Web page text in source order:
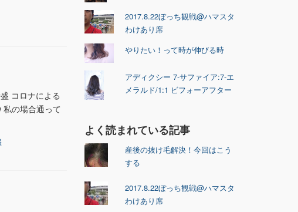
コロナによる
の場合通って
2017.8.22ぼっち観戦@ハマスタ
わけあり席
やりたい！って時が伸びる時
アディクシー 7-サファイア:7-エ
メラルド/1:1 ビフォーアフター
よく読まれている記事
産後の抜け毛解決！今回はこう
する
2017.8.22ぼっち観戦@ハマスタ
わけあり席